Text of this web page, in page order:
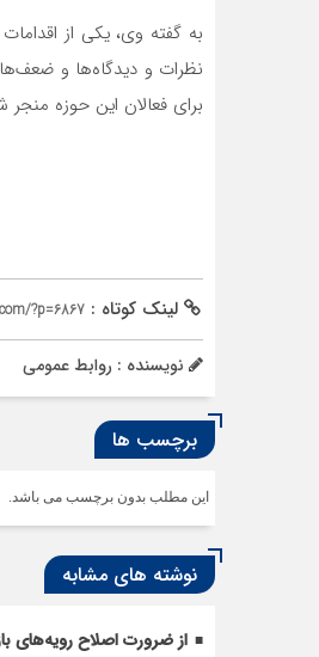
به گفته وی، یکی از
نظرات و دیدگاه‌ها و
برای فعالان این حوزه منجر
لینک کوتاه : ?p=6867
نویسنده : روابط عمومی
برچسب ها
این مطلب بدون برچسب می باشد.
نوشته های مشابه
از ضرورت اصلاح رویه‌های